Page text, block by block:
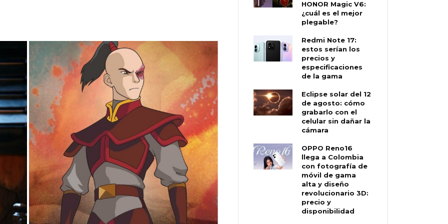
HONOR Magic V6:
¿cuál es el mejor
plegable?
Redmi Note 17:
estos serían los
precios y
especificaciones
de la gama
Eclipse solar del 12
de agosto: cómo
grabarlo con el
celular sin dañar la
cámara
OPPO Reno16
llega a Colombia
con fotografía de
móvil de gama
alta y diseño
revolucionario 3D:
precio y
disponibilidad